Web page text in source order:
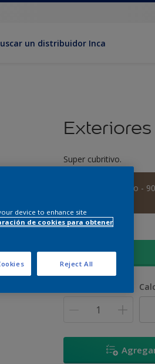
un distribuidor Inca
Exteriores
Super cubritivo.
Chocolate Claro -
3,6 L
device to enhance site
de cookies para obtener
Reject All